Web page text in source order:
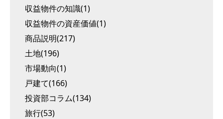
収益物件の知識(1)
収益物件の資産価値(1)
商品説明(217)
土地(196)
市場動向(1)
戸建て(166)
投資部コラム(134)
旅行(53)